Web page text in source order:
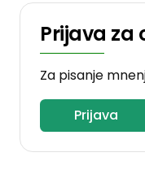
Prijava za
Za pisanje
Prijava